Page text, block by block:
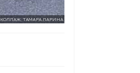
КОЛЛАЖ: ТАМАРА ЛАРИНА